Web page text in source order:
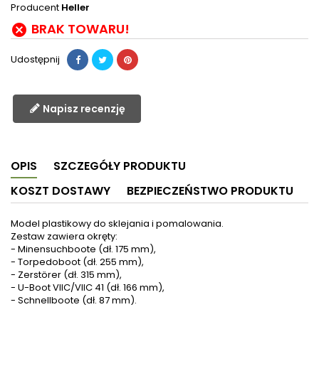
Producent Heller
 BRAK TOWARU!
Udostępnij
Napisz recenzję
OPIS
SZCZEGÓŁY PRODUKTU
KOSZT DOSTAWY
BEZPIECZEŃSTWO PRODUKTU
Model plastikowy do sklejania i pomalowania.
Zestaw zawiera okręty:
- Minensuchboote (dł. 175 mm),
- Torpedoboot (dł. 255 mm),
- Zerstörer (dł. 315 mm),
- U-Boot VIIC/VIIC 41 (dł. 166 mm),
- Schnellboote (dł. 87 mm).